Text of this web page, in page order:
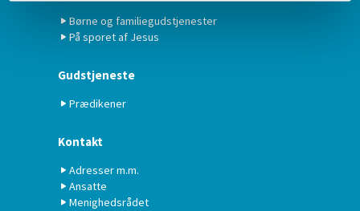
Børne og familiegudstjenester
På sporet af Jesus
Gudstjeneste
Prædikener
Kontakt
Adresser m.m.
Ansatte
Menighedsrådet